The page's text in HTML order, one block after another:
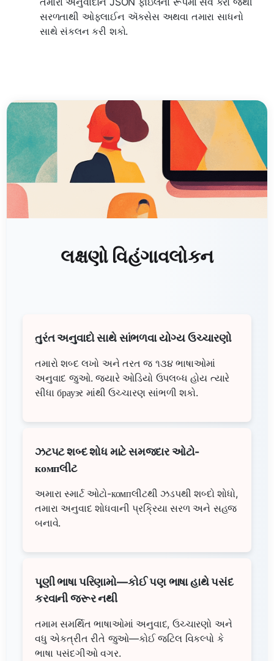
સરળતાથી ઓફલાઈન ઍક્સેસ અથવા તમારા સાધનો
સાથે સંકલન કરી શકો.
લક્ષણો વિહંગાવલોકન
તુરંત અનુવાદો સાથે સાંભળવા યોગ્ય ઉચ્ચારણો
તમારો શબ્દ લખો અને તરત જ ૧૩૪ ભાષાઓમાં
અનુવાદ જુઓ. જ્યારે ઓડિયો ઉપલબ્ધ હોય ત્યારે
સીધા браузર માંથી ઉચ્ચારણ સાંભળી શકો.
ઝટપટ શબ્દ શોધ માટે સમજદાર ઓટો-
компલીટ
અમારા સ્માર્ટ ઓટો-компલીટથી ઝડપથી શબ્દો શોધો,
તમારા અનુવાદ શોધવાની પ્રક્રિયા સરળ અને સહજ
બનાવે.
પૂણી ભાષા પરિણામો—કોઈ પણ ભાષા હાથે પસંદ
કરવાની જરૂર નથી
તમામ સમર્થિત ભાષાઓમાં અનુવાદ, ઉચ્ચારણો અને
વધુ એકત્રીત રીતે જુઓ—કોઈ જટિલ વિકલ્પો કે
ભાષા પસંદગીઓ વગર.